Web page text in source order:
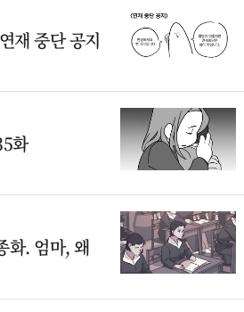
재 중단 공지
화
화. 엄마, 왜